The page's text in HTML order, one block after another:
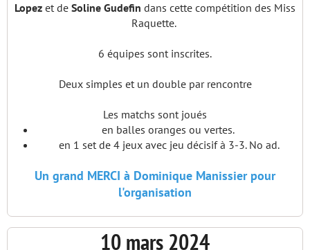
Lopez et de Soline Gudefin dans cette compétition des Miss
Raquette.
6 équipes sont inscrites.
Deux simples et un double par rencontre
Les matchs sont joués
en balles oranges ou vertes.
en 1 set de 4 jeux avec jeu décisif à 3-3. No ad.
Un grand MERCI à Dominique Manissier pour
l'organisation
10 mars 2024